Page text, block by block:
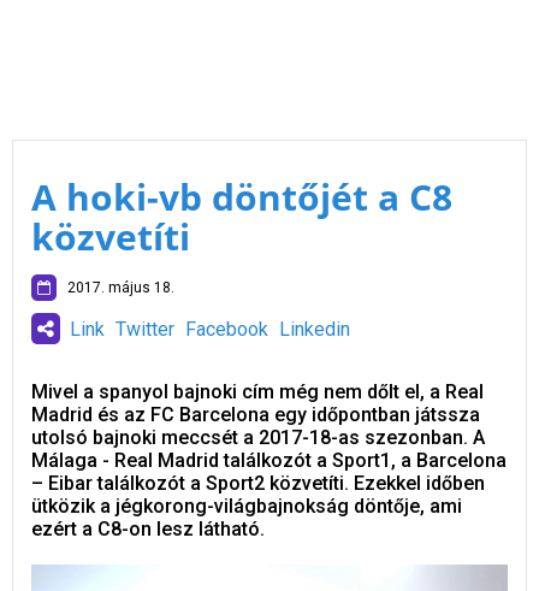
A hoki-vb döntőjét a C8
közvetíti
2017. május 18.
Link Twitter Facebook Linkedin
Mivel a spanyol bajnoki cím még nem dőlt el, a Real
Madrid és az FC Barcelona egy időpontban játssza
utolsó bajnoki meccsét a 2017-18-as szezonban. A
Málaga - Real Madrid találkozót a Sport1, a Barcelona
– Eibar találkozót a Sport2 közvetíti. Ezekkel időben
ütközik a jégkorong-világbajnokság döntője, ami
ezért a C8-on lesz látható.